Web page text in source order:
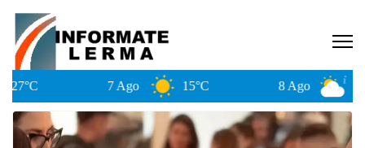
7 Ago 15°C 8 Ago 28°C